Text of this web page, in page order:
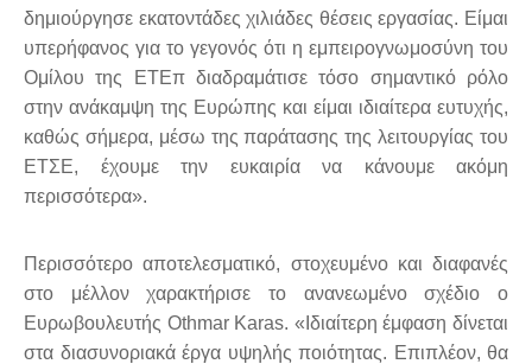
δημιούργησε εκατοντάδες χιλιάδες θέσεις εργασίας. Είμαι
υπερήφανος για το γεγονός ότι η εμπειρογνωμοσύνη του
Ομίλου της ΕΤΕπ διαδραμάτισε τόσο σημαντικό ρόλο
στην ανάκαμψη της Ευρώπης και είμαι ιδιαίτερα ευτυχής,
καθώς σήμερα, μέσω της παράτασης της λειτουργίας του
ΕΤΣΕ, έχουμε την ευκαιρία να κάνουμε ακόμη
περισσότερα».
Περισσότερο αποτελεσματικό, στοχευμένο και διαφανές
στο μέλλον χαρακτήρισε το ανανεωμένο σχέδιο ο
Ευρωβουλευτής Othmar Karas. «Ιδιαίτερη έμφαση δίνεται
στα διασυνοριακά έργα υψηλής ποιότητας. Επιπλέον, θα